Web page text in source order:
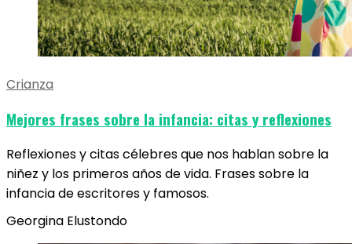
Crianza
Mejores frases sobre la infancia: citas y reflexiones
Reflexiones y citas célebres que nos hablan sobre la
niñez y los primeros años de vida. Frases sobre la
infancia de escritores y famosos.
Georgina Elustondo